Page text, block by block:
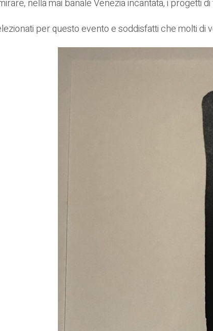
nella mai banale Venezia incantata, i progetti
per questo evento e soddisfatti che molti